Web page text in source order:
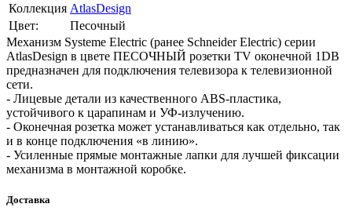
Коллекция AtlasDesign
Цвет:
Песочный
Механизм Systeme Electric (ранее Schneider Electric) серии
AtlasDesign в цвете ПЕСОЧНЫЙ розетки TV оконечной 1DB
предназначен для подключения телевизора к телевизионной
сети.
- Лицевые детали из качественного ABS-пластика,
устойчивого к царапинам и УФ-излучению.
- Оконечная розетка может устанавливаться как отдельно, так
и в конце подключения «в линию».
- Усиленные прямые монтажные лапки для лучшей фиксации
механизма в монтажной коробке.
Доставка